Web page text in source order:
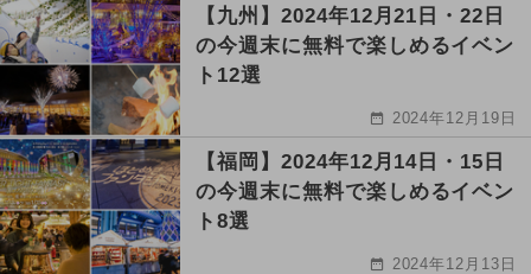
【九州】2024年12月21日・22日
の今週末に無料で楽しめるイベン
ト12選
2024年12月19日
【福岡】2024年12月14日・15日
の今週末に無料で楽しめるイベン
ト8選
2024年12月13日